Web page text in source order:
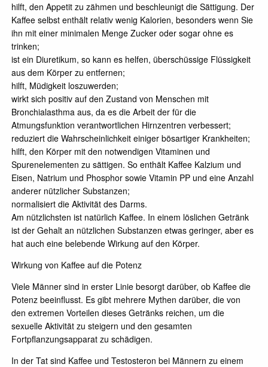
hilft, den Appetit zu zähmen und beschleunigt die Sättigung. Der
Kaffee selbst enthält relativ wenig Kalorien, besonders wenn Sie
ihn mit einer minimalen Menge Zucker oder sogar ohne es
trinken;
ist ein Diuretikum, so kann es helfen, überschüssige Flüssigkeit
aus dem Körper zu entfernen;
hilft, Müdigkeit loszuwerden;
wirkt sich positiv auf den Zustand von Menschen mit
Bronchialasthma aus, da es die Arbeit der für die
Atmungsfunktion verantwortlichen Hirnzentren verbessert;
reduziert die Wahrscheinlichkeit einiger bösartiger Krankheiten;
hilft, den Körper mit den notwendigen Vitaminen und
Spurenelementen zu sättigen. So enthält Kaffee Kalzium und
Eisen, Natrium und Phosphor sowie Vitamin PP und eine Anzahl
anderer nützlicher Substanzen;
normalisiert die Aktivität des Darms.
Am nützlichsten ist natürlich Kaffee. In einem löslichen Getränk
ist der Gehalt an nützlichen Substanzen etwas geringer, aber es
hat auch eine belebende Wirkung auf den Körper.
Wirkung von Kaffee auf die Potenz
Viele Männer sind in erster Linie besorgt darüber, ob Kaffee die
Potenz beeinflusst. Es gibt mehrere Mythen darüber, die von
den extremen Vorteilen dieses Getränks reichen, um die
sexuelle Aktivität zu steigern und den gesamten
Fortpflanzungsapparat zu schädigen.
In der Tat sind Kaffee und Testosteron bei Männern zu einem